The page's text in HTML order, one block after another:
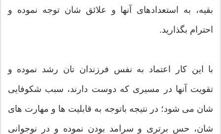
بقیه، به استعدادهای آنها و علائق شان توجه نموده و
احترام بگذارید.
با این کار اعتماد به نفس فرزندان تان رشد نموده و
تقویت آنها در مسیری که دوست دارند، سبب شکوفایی
شان می شود؛ در نتیجه باتوجه به قابلیت ها و مهارت های
شان، حس برتری و سرامد بودن نموده و در نوجوانی